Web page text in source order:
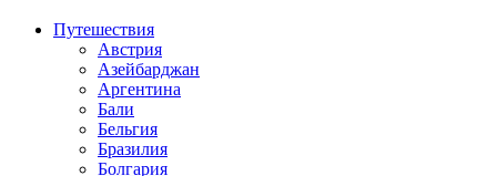
Путешествия
Австрия
Азейбарджан
Аргентина
Бали
Бельгия
Бразилия
Болгария